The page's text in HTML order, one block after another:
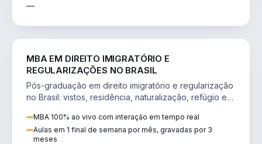
—
MBA EM DIREITO IMIGRATÓRIO E
REGULARIZAÇÕES NO BRASIL
Pós-graduação em direito imigratório e regularização
no Brasil: vistos, residência, naturalização, refúgio e
MBA 100% ao vivo com interação em tempo real
Aulas em 1 final de semana por mês, gravadas por 3
meses